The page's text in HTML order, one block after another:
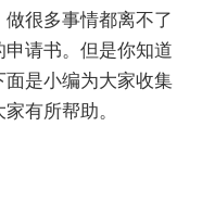
很多事情都离不了
请书。但是你知道
是小编为大家收集
有所帮助。